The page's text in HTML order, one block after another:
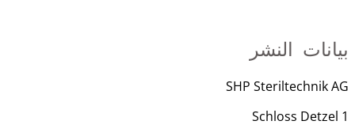
بيانات النشر
SHP Steriltechnik AG
Schloss Detzel 1